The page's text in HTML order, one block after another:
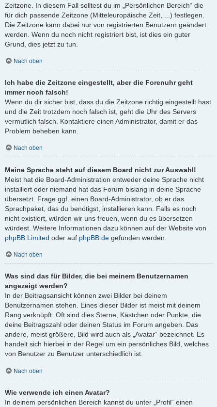
Zeitzone. In diesem Fall solltest du im „Persönlichen Bereich“ die
für dich passende Zeitzone (Mitteleuropäische Zeit, ...) festlegen.
Die Zeitzone kann dabei nur von registrierten Benutzern geändert
werden. Wenn du noch nicht registriert bist, ist dies ein guter
Grund, dies jetzt zu tun.
Nach oben
Ich habe die Zeitzone eingestellt, aber die Forenuhr geht
immer noch falsch!
Wenn du dir sicher bist, dass du die Zeitzone richtig eingestellt hast
und die Zeit trotzdem noch falsch ist, geht die Uhr des Servers
vermutlich falsch. Kontaktiere einen Administrator, damit er das
Problem beheben kann.
Nach oben
Meine Sprache steht auf diesem Board nicht zur Auswahl!
Meist hat die Board-Administration entweder deine Sprache nicht
installiert oder niemand hat das Forum bislang in deine Sprache
übersetzt. Frage ggf. einen Board-Administrator, ob er das
Sprachpaket, das du benötigst, installieren kann. Falls es noch
nicht existiert, würden wir uns freuen, wenn du es übersetzen
würdest. Weitere Informationen dazu können auf der Website von
phpBB Limited oder auf phpBB.de gefunden werden.
Nach oben
Was sind das für Bilder, die bei meinem Benutzernamen
angezeigt werden?
In der Beitragsansicht können zwei Bilder bei deinem
Benutzernamen stehen. Eines dieser Bilder ist meist mit deinem
Rang verknüpft: Oft sind dies Sterne, Kästchen oder Punkte, die
deine Beitragszahl oder deinen Status im Forum angeben. Das
andere, meist größere, Bild wird auch als „Avatar“ bezeichnet. Es
handelt sich hierbei in der Regel um ein persönliches Bild, welches
von Benutzer zu Benutzer unterschiedlich ist.
Nach oben
Wie verwende ich einen Avatar?
In deinem persönlichen Bereich kannst du unter „Profil“ einen